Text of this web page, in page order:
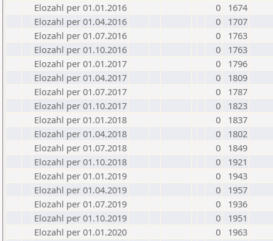
Elozahl per 01.01.2016
0
1674
Elozahl per 01.04.2016
0
1707
Elozahl per 01.07.2016
0
1763
Elozahl per 01.10.2016
0
1763
Elozahl per 01.01.2017
0
1796
Elozahl per 01.04.2017
0
1809
Elozahl per 01.07.2017
0
1787
Elozahl per 01.10.2017
0
1823
Elozahl per 01.01.2018
0
1837
Elozahl per 01.04.2018
0
1802
Elozahl per 01.07.2018
0
1849
Elozahl per 01.10.2018
0
1921
Elozahl per 01.01.2019
0
1943
Elozahl per 01.04.2019
0
1957
Elozahl per 01.07.2019
0
1936
Elozahl per 01.10.2019
0
1951
Elozahl per 01.01.2020
0
1963